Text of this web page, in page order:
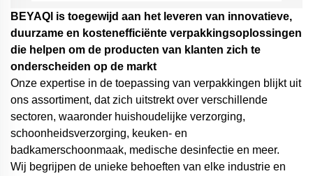
BEYAQl is toegewijd aan het leveren van innovatieve,
duurzame en kostenefficiënte verpakkingsoplossingen
die helpen om de producten van klanten zich te
onderscheiden op de markt
Onze expertise in de toepassing van verpakkingen blijkt uit
ons assortiment, dat zich uitstrekt over verschillende
sectoren, waaronder huishoudelijke verzorging,
schoonheidsverzorging, keuken- en
badkamerschoonmaak, medische desinfectie en meer.
Wij begrijpen de unieke behoeften van elke industrie en